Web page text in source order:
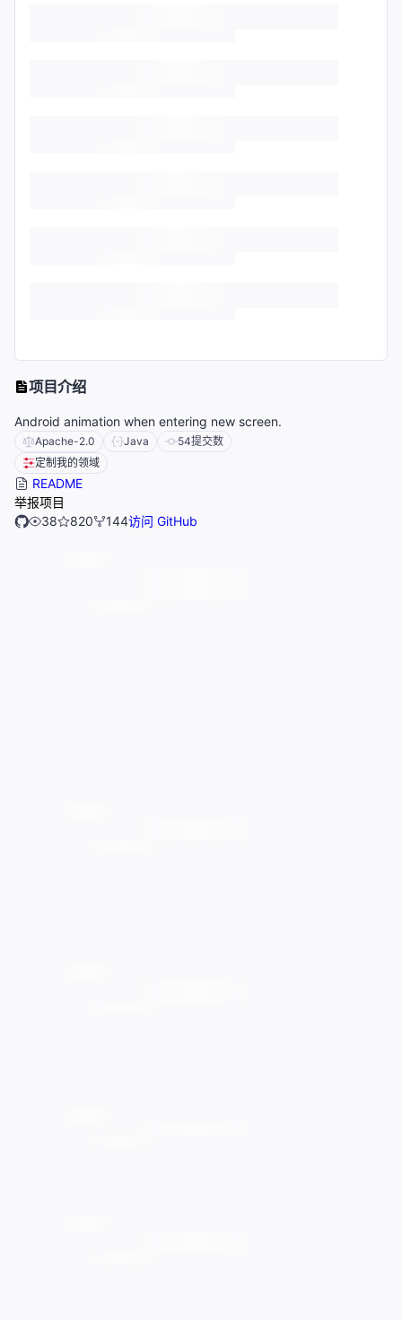
项目介绍
Android animation when entering new screen.
Apache-2.0 Java 54提交数
定制我的领域
README
举报项目
38
820 144访问 GitHub